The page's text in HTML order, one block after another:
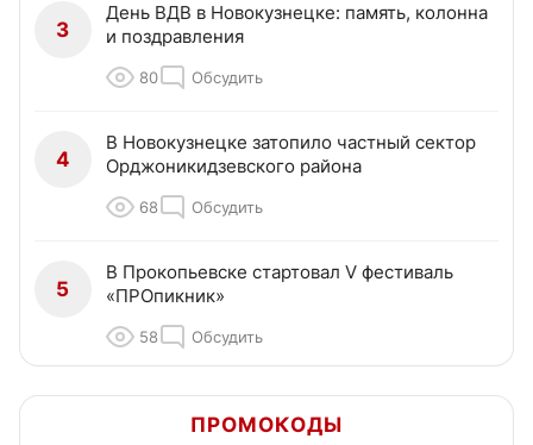
3
День ВДВ в Новокузнецке: память, колонна
и поздравления
80 Обсудить
4
В Новокузнецке затопило частный сектор
Орджоникидзевского района
68 Обсудить
5
В Прокопьевске стартовал V фестиваль
«ПРОпикник»
58 Обсудить
ПРОМОКОДЫ